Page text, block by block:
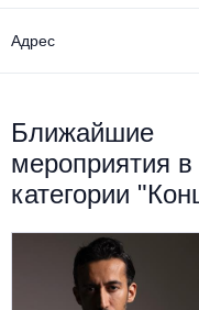
Адрес
Ближайшие
мероприятия в
категории